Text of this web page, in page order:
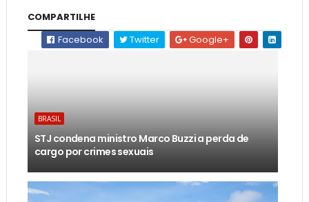
COMPARTILHE
Facebook
Twitter Google+
BRASIL
STJ condena ministro Marco Buzzi a perda de
cargo por crimes sexuais